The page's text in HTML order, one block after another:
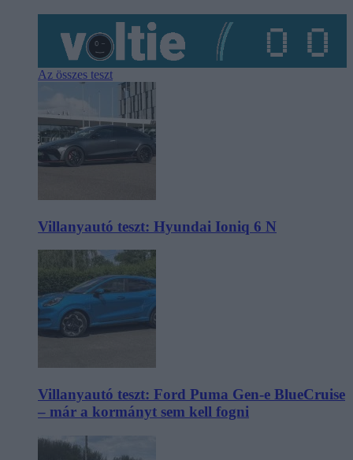
Az összes teszt
Villanyautó teszt: Hyundai Ioniq 6 N
Villanyautó teszt: Ford Puma Gen-e BlueCruise
– már a kormányt sem kell fogni